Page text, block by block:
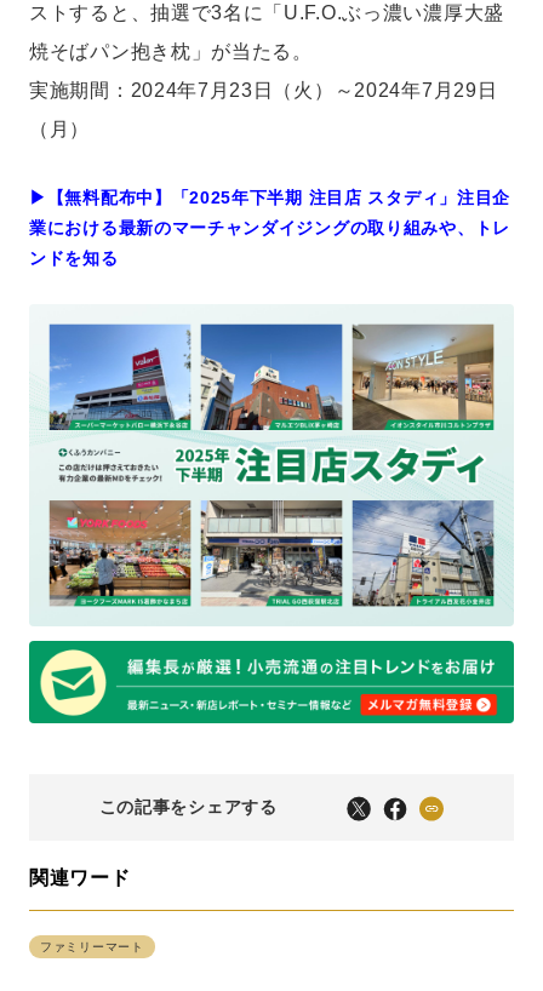
ストすると、抽選で3名に「U.F.O.ぶっ濃い濃厚大盛
焼そばパン抱き枕」が当たる。
実施期間：2024年7月23日（火）～2024年7月29日
（月）
▶︎【無料配布中】「2025年下半期 注目店 スタディ」注目企
業における最新のマーチャンダイジングの取り組みや、トレ
ンドを知る
この記事をシェアする
関連ワード
ファミリーマート